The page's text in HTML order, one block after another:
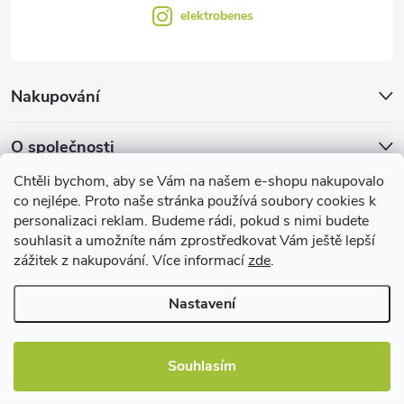
Chtěli bychom, aby se Vám na našem e-shopu nakupovalo
co nejlépe. Proto naše stránka používá soubory cookies k
personalizaci reklam. Budeme rádi, pokud s nimi budete
souhlasit a umožníte nám zprostředkovat Vám ještě lepší
zážitek z nakupování. Více informacízde.
Nastavení
Souhlasím
Nakupování
O společnosti
Facebook
elektrobenes
Užitečné informace